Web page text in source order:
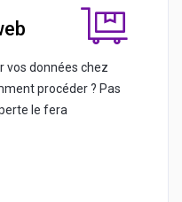
vos données chez
procéder ? Pas
le fera